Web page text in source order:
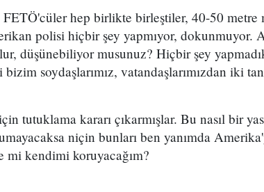
hep birlikte birleştiler, 40-50 metre
polisi hiçbir şey yapmıyor, dokunmuyor.
düşünebiliyor musunuz? Hiçbir şey
soydaşlarımız, vatandaşlarımızdan iki
tutuklama kararı çıkarmışlar. Bu nasıl bir
niçin bunları ben yanımda
mi kendimi koruyacağım?